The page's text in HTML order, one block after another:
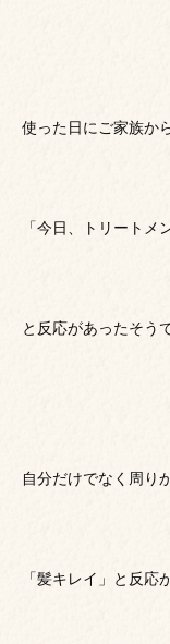
使った日にご家族か
「今日、トリートメ
と反応があったそう
自分だけでなく周り
「髪キレイ」と反応